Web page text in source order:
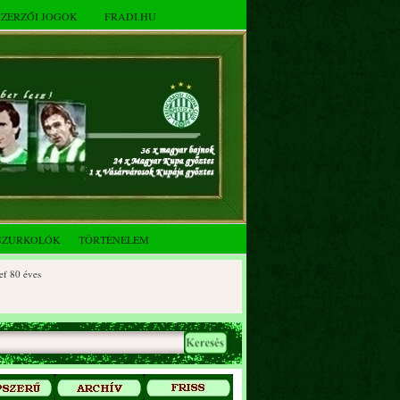
JOGOK FRADI.HU
TÖRTÉNELEM
éves